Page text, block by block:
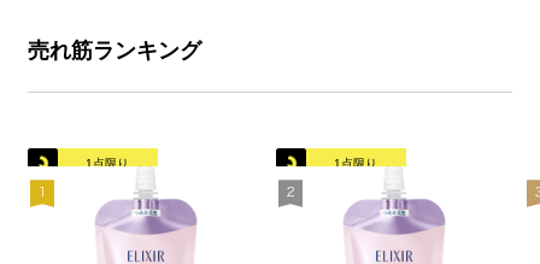
売れ筋ランキング
1点限り 1点限り